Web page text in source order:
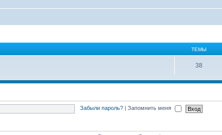
ТЕМЫ
38
Забыли пароль? Запомнить меня